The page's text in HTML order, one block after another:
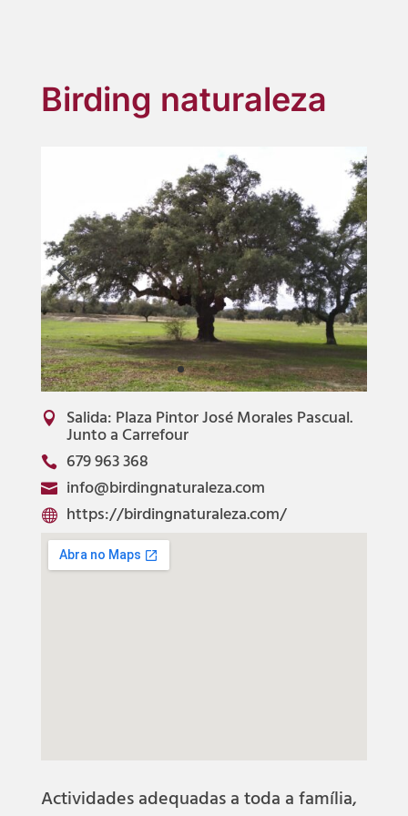
Birding naturaleza
 Salida: Plaza Pintor José Morales Pascual.
Junto a Carrefour
 679 963 368
 info@birdingnaturaleza.com
 https://birdingnaturaleza.com/
Actividades adequadas a toda a família,